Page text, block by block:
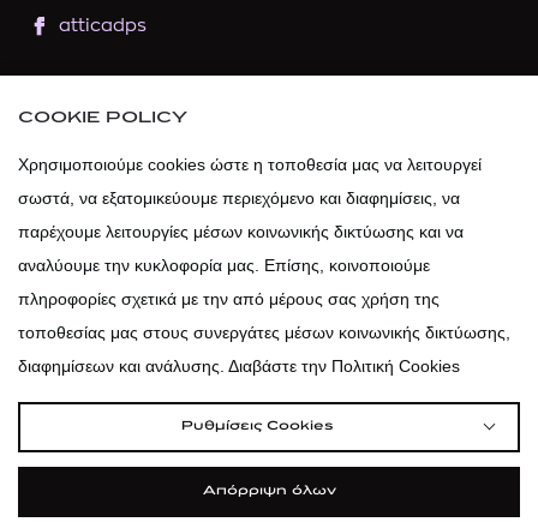
atticadps
atticadps
COOKIE POLICY
Χρησιμοποιούμε cookies ώστε η τοποθεσία μας να λειτουργεί
σωστά, να εξατομικεύουμε περιεχόμενο και διαφημίσεις, να
παρέχουμε λειτουργίες μέσων κοινωνικής δικτύωσης και να
αναλύουμε την κυκλοφορία μας. Επίσης, κοινοποιούμε
πληροφορίες σχετικά με την από μέρους σας χρήση της
τοποθεσίας μας στους συνεργάτες μέσων κοινωνικής δικτύωσης,
διαφημίσεων και ανάλυσης. Διαβάστε την Πολιτική Cookies
Ρυθμίσεις Cookies
Απόρριψη όλων